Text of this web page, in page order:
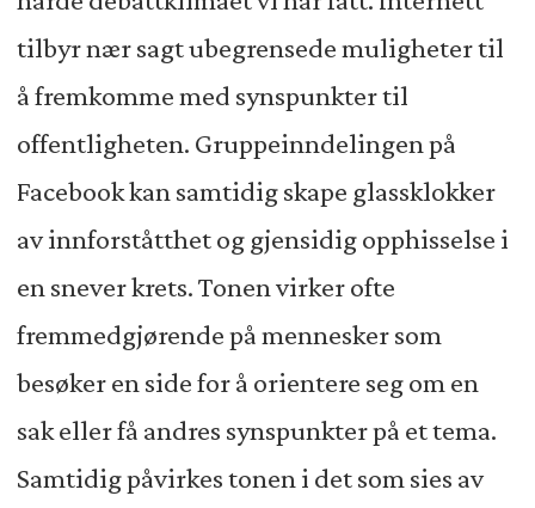
tilbyr nær sagt ubegrensede muligheter til
å fremkomme med synspunkter til
offentligheten. Gruppeinndelingen på
Facebook kan samtidig skape glassklokker
av innforståtthet og gjensidig opphisselse i
en snever krets. Tonen virker ofte
fremmedgjørende på mennesker som
besøker en side for å orientere seg om en
sak eller få andres synspunkter på et tema.
Samtidig påvirkes tonen i det som sies av